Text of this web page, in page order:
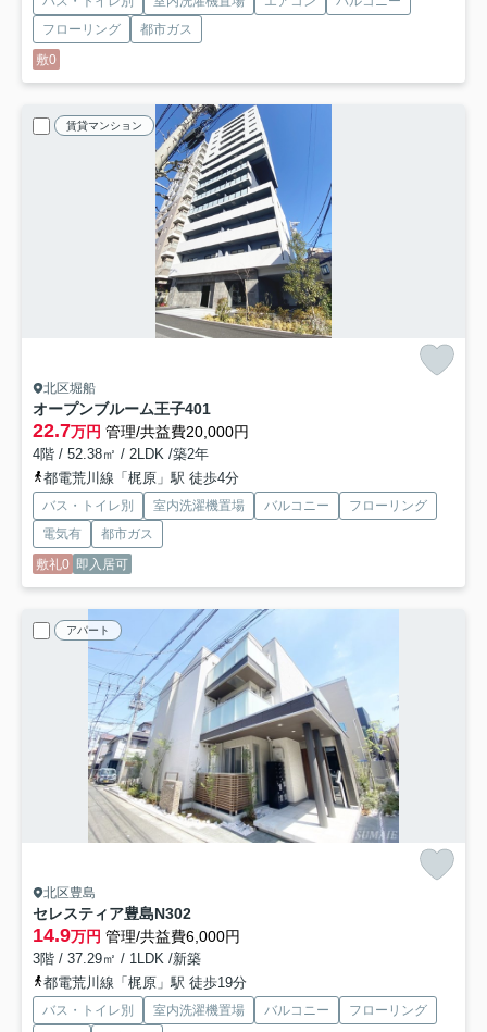
フローリング
都市ガス
敷0
賃貸マンション
北区堀船
オープンブルーム王子401
22.7万円 管理/共益費20,000円
4階 / 52.38㎡ / 2LDK /築2年
都電荒川線「梶原」駅 徒歩4分
バス・トイレ別 室内洗濯機置場 バルコニー
フローリング
電気有
都市ガス
敷礼0 即入居可
アパート
北区豊島
セレスティア豊島N302
14.9万円 管理/共益費6,000円
3階 / 37.29㎡ / 1LDK /新築
都電荒川線「梶原」駅 徒歩19分
バス・トイレ別 室内洗濯機置場 バルコニー
フローリング